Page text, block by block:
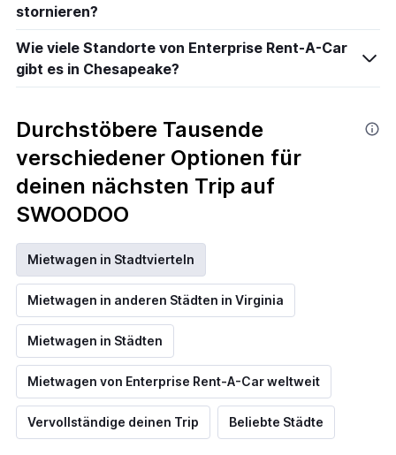
stornieren?
Wie viele Standorte von Enterprise Rent-A-Car
gibt es in Chesapeake?
Durchstöbere Tausende
verschiedener Optionen für
deinen nächsten Trip auf
SWOODOO
Mietwagen in Stadtvierteln
Mietwagen in anderen Städten in Virginia
Mietwagen in Städten
Mietwagen von Enterprise Rent-A-Car weltweit
Vervollständige deinen Trip Beliebte Städte